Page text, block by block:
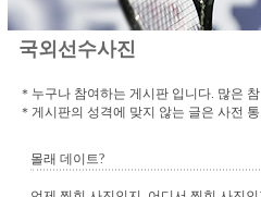
국외선수사진
＊누구나 참여하는 게시판 입니다. 많은
＊게시판의 성격에 맞지 않는 글은 사전
몰래 데이트?